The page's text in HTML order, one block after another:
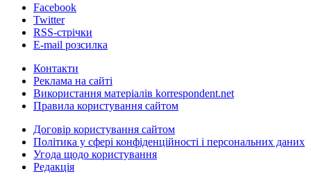
Facebook
Twitter
RSS-стрічки
E-mail розсилка
Контакти
Реклама на сайті
Використання матеріалів korrespondent.net
Правила користування сайтом
Договір користування сайтом
Політика у сфері конфіденційності і персональних даних
Угода щодо користування
Редакція